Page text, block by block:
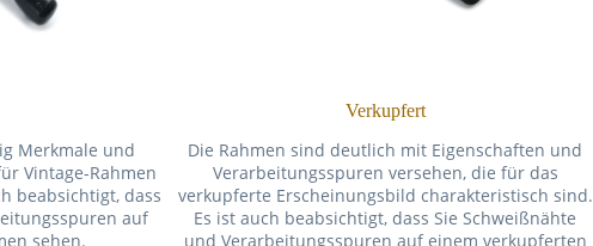
Merkmale und
Vintage-Rahmen
beabsichtigt, dass
auf
sehen.
Verkupfert
Die Rahmen sind deutlich mit Eigenschaften und
Verarbeitungsspuren versehen, die für das
verkupferte Erscheinungsbild charakteristisch sind.
Es ist auch beabsichtigt, dass Sie Schweißnähte
und Verarbeitungsspuren auf einem verkupferten